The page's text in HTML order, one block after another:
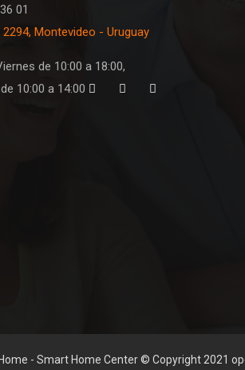
01
Montevideo - Uruguay
de 10:00 a 18:00,
10:00 a 14:00
- Smart Home Center © Copyright 2021